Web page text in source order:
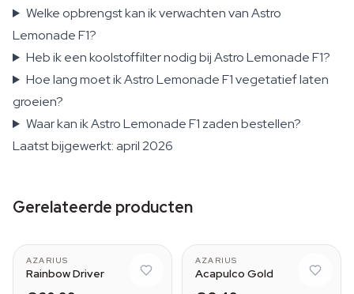
Welke opbrengst kan ik verwachten van Astro
Lemonade F1?
Heb ik een koolstoffilter nodig bij Astro Lemonade F1?
Hoe lang moet ik Astro Lemonade F1 vegetatief laten
groeien?
Waar kan ik Astro Lemonade F1 zaden bestellen?
Laatst bijgewerkt: april 2026
Gerelateerde producten
AZARIUS
Rainbow Driver
AZARIUS
Acapulco Gold